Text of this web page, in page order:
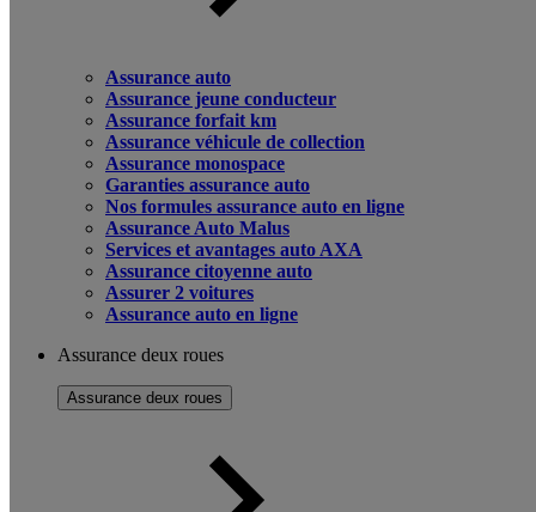
Assurance auto
Assurance jeune conducteur
Assurance forfait km
Assurance véhicule de collection
Assurance monospace
Garanties assurance auto
Nos formules assurance auto en ligne
Assurance Auto Malus
Services et avantages auto AXA
Assurance citoyenne auto
Assurer 2 voitures
Assurance auto en ligne
Assurance deux roues
Assurance deux roues